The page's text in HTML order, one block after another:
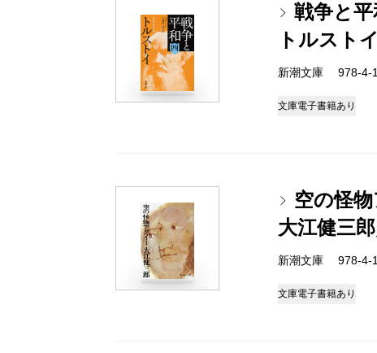
戦争と
トルスト
新潮文庫 978-4-
文庫電子書籍あり
空の怪
大江健三
新潮文庫 978-
文庫電子書籍あり